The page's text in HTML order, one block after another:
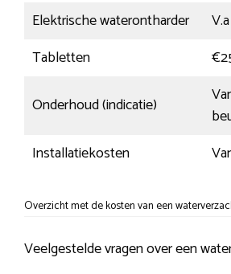
Elektrische waterontharder
Tabletten
Onderhoud (indicatie)
Installatiekosten
Overzicht met de kosten van een
Veelgestelde vragen over een